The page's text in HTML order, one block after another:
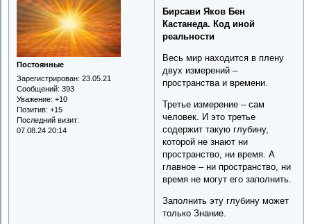
Постоянные
Зарегистрирован: 23.05.21
Сообщений: 393
Уважение: +10
Позитив: +15
Последний визит:
07.08.24 20:14
Бирсави Яков Бен
Кастанеда. Код иной
реальности
Весь мир находится в плену
двух измерений –
пространства и времени.
Третье измерение – сам
человек. И это третье
содержит такую глубину,
которой не знают ни
пространство, ни время. А
главное – ни пространство, ни
время не могут его заполнить.
Заполнить эту глубину может
только Знание.